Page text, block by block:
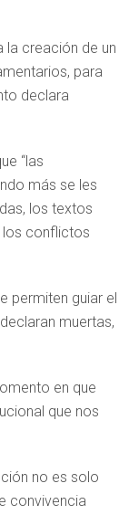
la creación de un
para
declara
“las
más se les
los textos
los conflictos
permiten guiar el
muertas,
en que
que nos
no es solo
convivencia